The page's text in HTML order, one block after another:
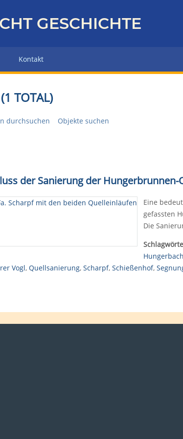
GESCHICHTE
Kontakt
TOTAL)
durchsuchen Objekte suchen
der Sanierung der Hungerbrunnen-
Eine
gefassten
Die
Hungerbach
Vogl, Quellsanierung, Scharpf, Schießenhof,